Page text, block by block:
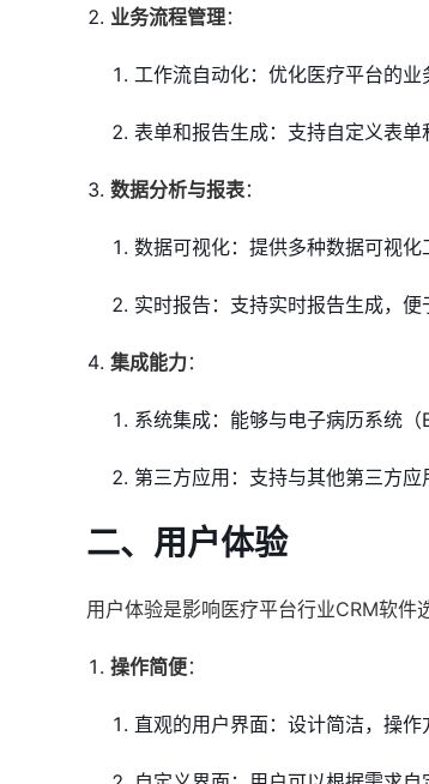
业务流程管理：
工作流自动化：优化医疗平台的业
表单和报告生成：支持自定义表单
数据分析与报表：
数据可视化：提供多种数据可视化
实时报告：支持实时报告生成，便
集成能力：
系统集成：能够与电子病历系统（
第三方应用：支持与其他第三方应
二、用户体验
用户体验是影响医疗平台行业CRM软件
操作简便：
直观的用户界面：设计简洁，操作